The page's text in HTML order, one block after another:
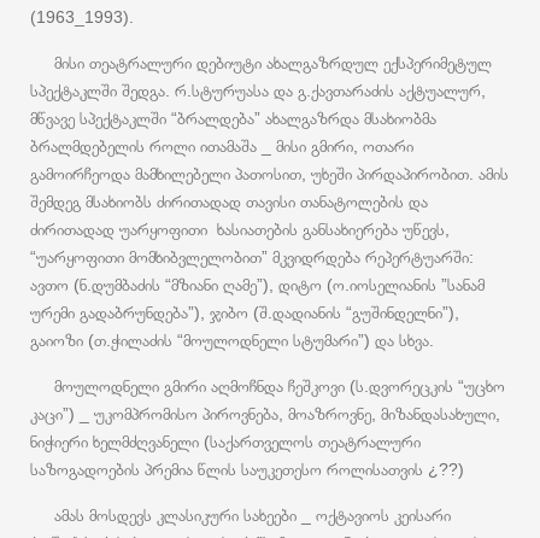
(1963_1993).
მისი თეატრალური დებიუტი ახალგაზრდულ ექსპერიმეტულ
სპექტაკლში შედგა. რ.სტურუასა და გ.ქავთარაძის აქტუალურ,
მწვავე სპექტაკლში “ბრალდება” ახალგაზრდა მსახიობმა
ბრალმდებელის როლი ითამაშა _ მისი გმირი, ოთარი
გამოირჩეოდა მამხილებელი პათოსით, უხეში პირდაპირობით. ამის
შემდეგ მსახიობს ძირითადად თავისი თანატოლების და
ძირითადად უარყოფითი ხასიათების განსახიერება უწევს,
“უარყოფითი მომხიბვლელობით” მკვიდრდება რეპერტუარში:
ავთო (ნ.დუმბაძის “მზიანი ღამე”), დიტო (ო.იოსელიანის ”სანამ
ურემი გადაბრუნდება”), ჯიბო (შ.დადიანის “გუშინდელნი”),
გაიოზი (თ.ჭილაძის “მოულოდნელი სტუმარი”) და სხვა.
მოულოდნელი გმირი აღმოჩნდა ჩეშკოვი (ს.დვორეცკის “უცხო
კაცი”) _ უკომპრომისო პიროვნება, მოაზროვნე, მიზანდასახული,
ნიჭიერი ხელმძღვანელი (საქართველოს თეატრალური
საზოგადოების პრემია წლის საუკეთესო როლისათვის ¿??)
ამას მოსდევს კლასიკური სახეები _ ოქტავიოს კეისარი